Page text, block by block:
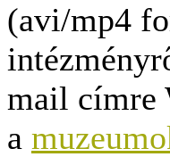
(avi/mp4
mail címre
a